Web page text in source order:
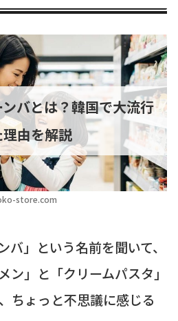
store.com
バとは？韓国で大流行
理由を解説
バ」という名前を聞いて、
ン」と「クリームパスタ」
ちょっと不思議に感じる